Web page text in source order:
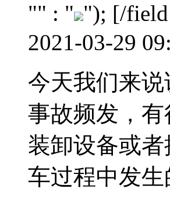
"" : " "); [/
2021-03-29
今天我们来
事故频发，
装卸设备或
车过程中发